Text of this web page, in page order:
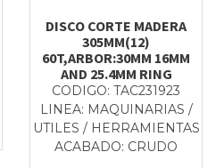
DISCO CORTE MADERA
305MM(12)
60T,ARBOR:30MM 16MM
AND 25.4MM RING
CODIGO: TAC231923
LINEA: MAQUINARIAS /
UTILES / HERRAMIENTAS
ACABADO: CRUDO